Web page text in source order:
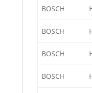
BOSCH
BOSCH
BOSCH
BOSCH